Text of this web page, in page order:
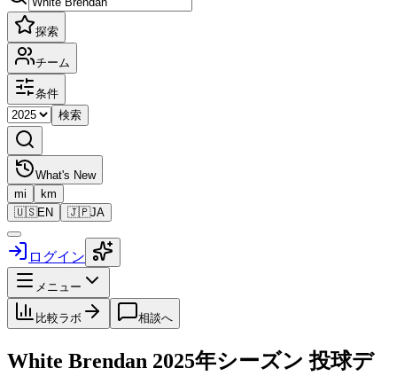
探索
チーム
条件
検索
What's New
mi
km
🇺🇸EN 🇯🇵JA
ログイン
メニュー
比較ラボ 相談へ
White Brendan 2025年シーズン 投球デ